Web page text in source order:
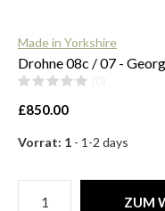
Made in Yorkshire
Drohne 08c / 07 -
£850.00
Vorrat: 1 - 1-2 days
ZUM